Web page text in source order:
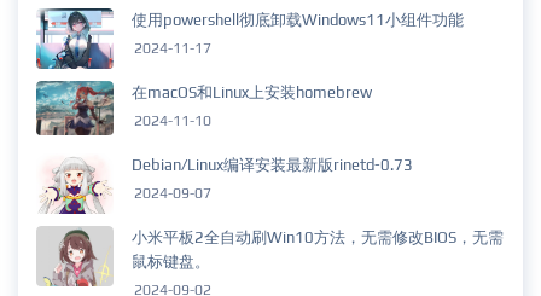
使用powershell彻底卸载Windows11小组件功能
2024-11-17
在macOS和Linux上安装homebrew
2024-11-10
Debian/Linux编译安装最新版rinetd-0.73
2024-09-07
小米平板2全自动刷Win10方法，无需修改BIOS，无需
鼠标键盘。
2024-09-02